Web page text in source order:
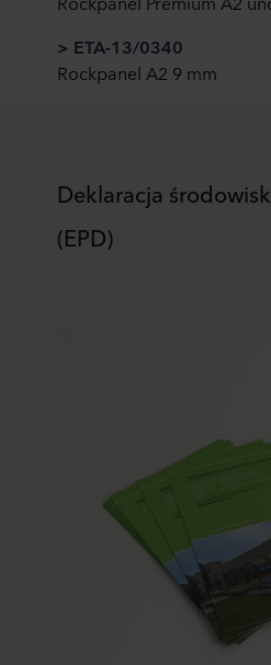
> ETA-13/0340
Rockpanel A2 9 mm
Deklaracja
(EPD)